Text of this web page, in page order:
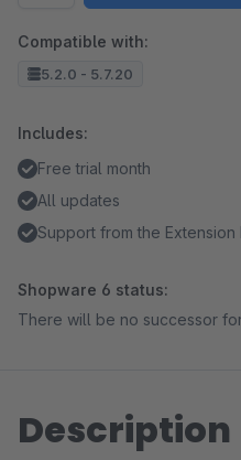
Compatible with:
5.2.0 - 5.7.20
Includes:
Free trial month
All updates
Support from the Extension
Shopware 6 status:
There will be no successor
Description